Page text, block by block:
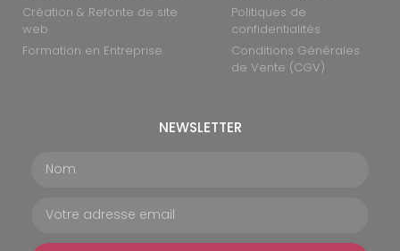
Création & Refonte de site
web
Formation en Entreprise
Politiques de
confidentialités
Conditions Générales
de Vente (CGV)
NEWSLETTER